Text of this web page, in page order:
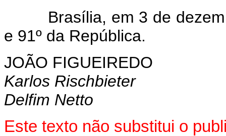
Brasília, em 3 de
e 91º da República.
JOÃO FIGUEIREDO
Karlos Rischbieter
Delfim Netto
Este texto não substitui o